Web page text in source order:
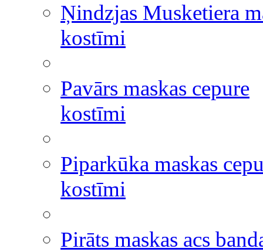
Ņindzjas Musketiera
kostīmi
Pavārs maskas cepure
kostīmi
Piparkūka maskas
kostīmi
Pirāts maskas acs